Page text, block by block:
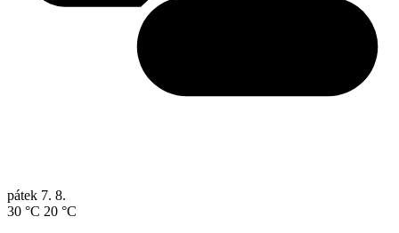
pátek 7. 8.
30 °C 20 °C